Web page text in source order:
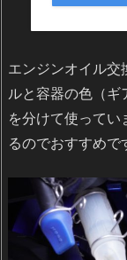
エンジンオイル交
ルと容器の色（ギ
を分けて使ってい
るのでおすすめで